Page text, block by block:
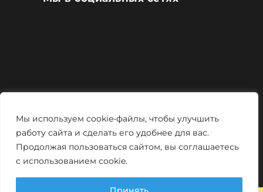
Мы используем cookie-файлы, чтобы улучшить
работу сайта и сделать его удобнее для вас.
Продолжая пользоваться сайтом, вы соглашаетесь
с использованием cookie.
Политика конфиденциальности
Мощно и креативно отMonstro-studio